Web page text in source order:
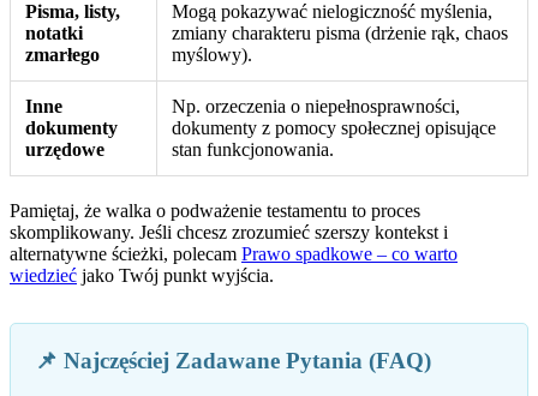
Pisma, listy,
notatki
zmarłego
Mogą pokazywać nielogiczność myślenia,
zmiany charakteru pisma (drżenie rąk, chaos
myślowy).
Inne
dokumenty
urzędowe
Np. orzeczenia o niepełnosprawności,
dokumenty z pomocy społecznej opisujące
stan funkcjonowania.
Pamiętaj, że walka o podważenie testamentu to proces
skomplikowany. Jeśli chcesz zrozumieć szerszy kontekst i
alternatywne ścieżki, polecam Prawo spadkowe – co warto
wiedzieć jako Twój punkt wyjścia.
📌 Najczęściej Zadawane Pytania (FAQ)